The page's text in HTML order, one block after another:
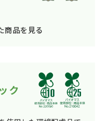
商品を見る
ク